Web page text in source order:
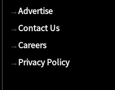
→Advertise
→Contact Us
→Careers
→Privacy Policy